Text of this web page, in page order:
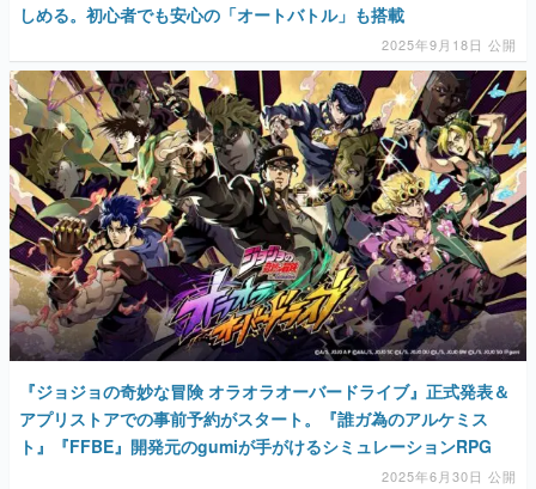
しめる。初心者でも安心の「オートバトル」も搭載
2025年9月18日 公開
『ジョジョの奇妙な冒険 オラオラオーバードライブ』正式発表＆
アプリストアでの事前予約がスタート。『誰ガ為のアルケミス
ト』『FFBE』開発元のgumiが手がけるシミュレーションRPG
2025年6月30日 公開